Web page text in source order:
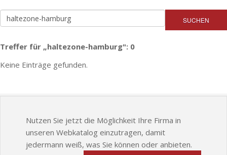
SUCHEN
Treffer für „haltezone-hamburg": 0
Keine Einträge gefunden.
Nutzen Sie jetzt die Möglichkeit Ihre Firma in
unseren Webkatalog einzutragen, damit
jedermann weiß, was Sie können oder anbieten.